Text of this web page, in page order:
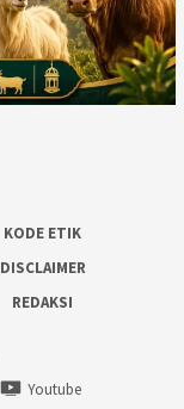
KODE ETIK
DISCLAIMER
REDAKSI
Youtube